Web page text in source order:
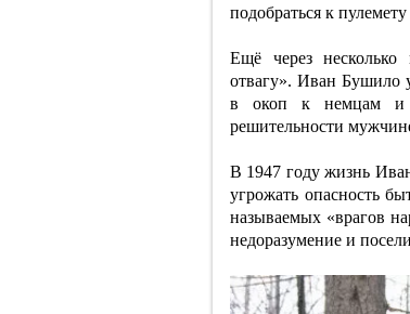
подобраться к
Ещё через несколько
отвагу». Иван Бушило
в окоп к немцам и
решительности
В 1947 году жизнь
угрожать опасность
называемых «врагов
недоразумение и